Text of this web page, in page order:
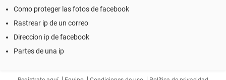
Como proteger las fotos de facebook
Rastrear ip de un correo
Direccion ip de facebook
Partes de una ip